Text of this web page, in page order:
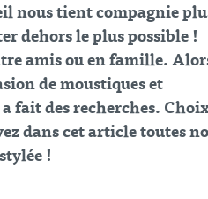
nous tient compagnie
dehors le plus possible !
amis ou en famille.
de moustiques et
fait des recherches.
dans cet article toutes
!